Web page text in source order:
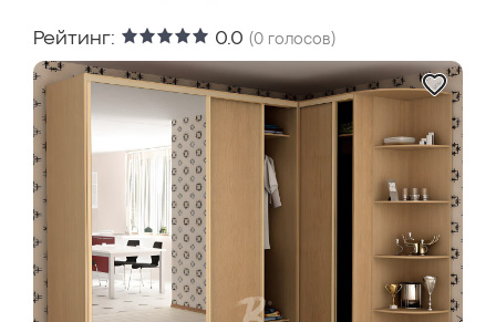
Рейтинг: 0.0 (0 голосов)